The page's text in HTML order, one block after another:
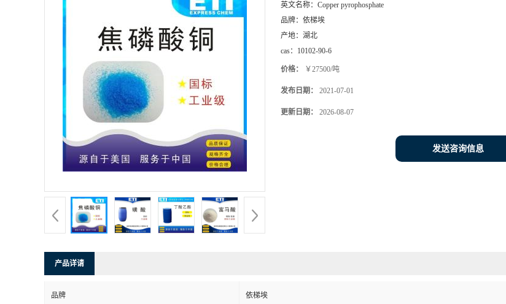
英文名称： Copper pyrophosphate
品牌： 依梯埃
产地： 湖北
cas： 10102-90-6
价格： ￥27500/吨
发布日期： 2021-07-01
更新日期： 2026-08-07
发送咨询信息
产品详请
品牌 依梯埃